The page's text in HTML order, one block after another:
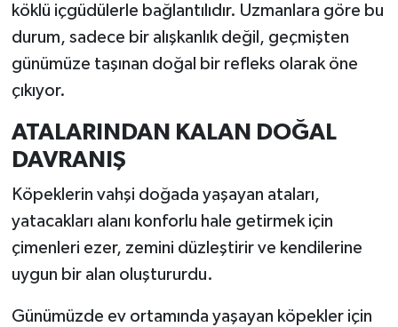
köklü içgüdülerle bağlantılıdır. Uzmanlara göre bu
durum, sadece bir alışkanlık değil, geçmişten
günümüze taşınan doğal bir refleks olarak öne
çıkıyor.
ATALARINDAN KALAN DOĞAL
DAVRANIŞ
Köpeklerin vahşi doğada yaşayan ataları,
yatacakları alanı konforlu hale getirmek için
çimenleri ezer, zemini düzleştirir ve kendilerine
uygun bir alan oluştururdu.
Günümüzde ev ortamında yaşayan köpekler için
Köşe Yazıları
Kültür Sanat
Magazin
Pazarlar